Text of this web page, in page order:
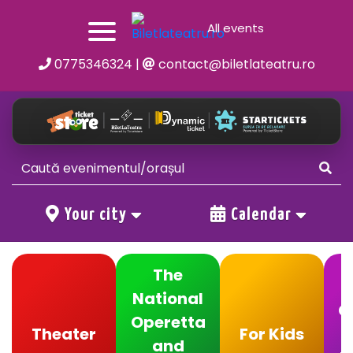
All events
0775346324 | contact@biletlateatru.ro
Your city Calendar
Theater
The
National
Operetta
and
For Kids